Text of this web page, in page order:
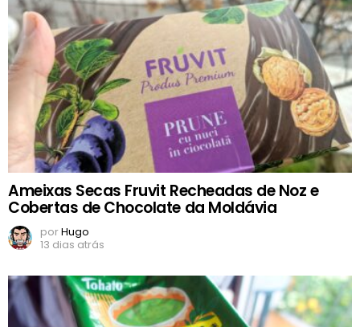
Ameixas Secas Fruvit Recheadas de Noz e
Cobertas de Chocolate da Moldávia
porHugo
13 dias atrás